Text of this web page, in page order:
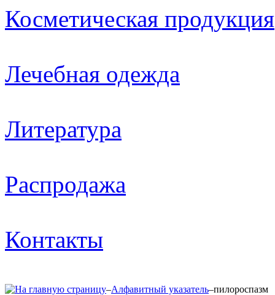
Косметическая продукция
Лечебная одежда
Литература
Распродажа
Контакты
–Алфавитный указатель–пилороспазм